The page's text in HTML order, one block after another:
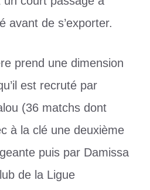
avant de s’exporter.
prend une dimension
est recruté par
(36 matchs dont
à la clé une deuxième
puis par Damissa
de la Ligue